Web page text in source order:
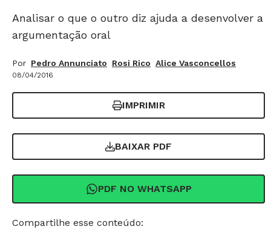
Analisar o que o outro diz ajuda a desenvolver a
argumentação oral
Por Pedro Annunciato Rosi Rico Alice Vasconcellos
08/04/2016
IMPRIMIR
BAIXAR PDF
PDF NO WHATSAPP
Compartilhe esse conteúdo: